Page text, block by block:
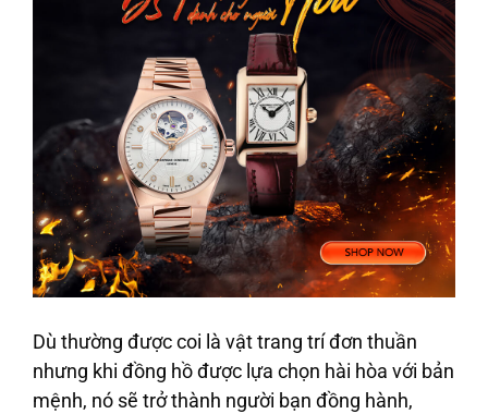
Dù thường được coi là vật trang trí đơn thuần
nhưng khi đồng hồ được lựa chọn hài hòa với bản
mệnh, nó sẽ trở thành người bạn đồng hành,